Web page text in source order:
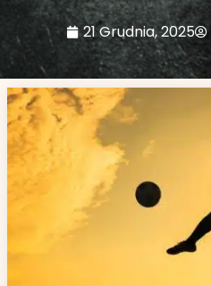
21 Grudnia, 2025